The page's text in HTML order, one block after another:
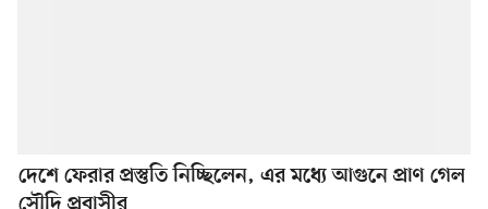
দেশে ফেরার প্রস্তুতি নিচ্ছিলেন, এর মধ্যে আগুনে প্রাণ গেল